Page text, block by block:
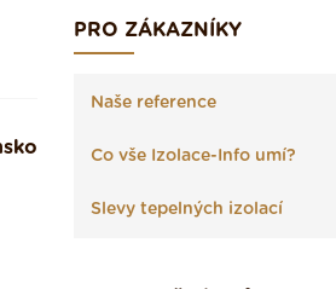
PRO ZÁKAZNÍKY
Naše reference
Co vše Izolace-Info umí?
Slevy tepelných izolací